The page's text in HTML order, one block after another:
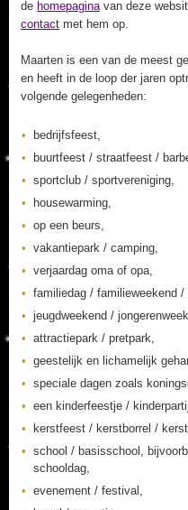
de homepaginavan deze
contact met hem op.
Maarten is een van de meest
en heeft in de loop der jaren
volgende gelegenheden:
bedrijfsfeest,
buurtfeest / straatfeest /
sportclub / sportvereniging,
housewarming,
op een beurs,
vakantiepark / camping,
verjaardag oma of opa,
familiedag / familieweekend /
jeugdweekend /
attractiepark / pretpark,
geestelijk en lichamelijk
speciale dagen zoals
een kinderfeestje /
kerstfeest / kerstborrel /
school / basisschool,
schooldag,
evenement / festival,